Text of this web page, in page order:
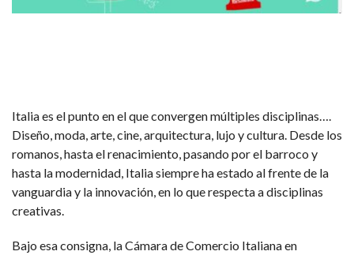
Italia es el punto en el que convergen múltiples disciplinas….
Diseño, moda, arte, cine, arquitectura, lujo y cultura. Desde los
romanos, hasta el renacimiento, pasando por el barroco y
hasta la modernidad, Italia siempre ha estado al frente de la
vanguardia y la innovación, en lo que respecta a disciplinas
creativas.
Bajo esa consigna, la Cámara de Comercio Italiana en